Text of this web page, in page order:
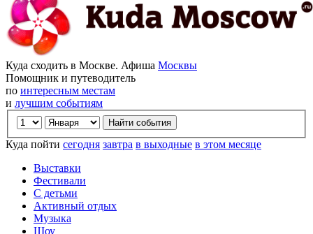
Куда сходить в Москве. Афиша Москвы
Помощник и путеводитель
по интересным местам
и лучшим событиям
Куда пойти сегодня завтра в выходные в этом месяце
Выставки
Фестивали
С детьми
Активный отдых
Музыка
Шоу